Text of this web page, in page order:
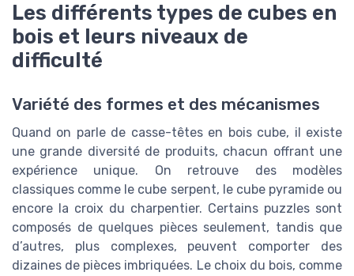
Les différents types de cubes en
bois et leurs niveaux de
difficulté
Variété des formes et des mécanismes
Quand on parle de casse-têtes en bois cube, il existe
une grande diversité de produits, chacun offrant une
expérience unique. On retrouve des modèles
classiques comme le cube serpent, le cube pyramide ou
encore la croix du charpentier. Certains puzzles sont
composés de quelques pièces seulement, tandis que
d’autres, plus complexes, peuvent comporter des
dizaines de pièces imbriquées. Le choix du bois, comme